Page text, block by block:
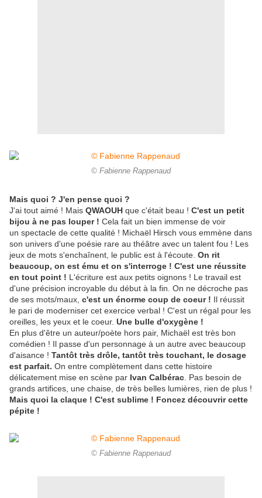
© Fabienne Rappenaud
Mais quoi ? J'en pense quoi ?
J'ai tout aimé ! Mais QWAOUH que c'était beau ! C'est un petit
bijou à ne pas louper ! Cela fait un bien immense de voir
un spectacle de cette qualité ! Michaël Hirsch vous emmène dans
son univers d'une poésie rare au théâtre avec un talent fou ! Les
jeux de mots s'enchaînent, le public est à l'écoute. On rit
beaucoup, on est ému et on s'interroge ! C'est une réussite
en tout point ! L'écriture est aux petits oignons ! Le travail est
d'une précision incroyable du début à la fin. On ne décroche pas
de ses mots/maux, c'est un énorme coup de coeur ! Il réussit
le pari de moderniser cet exercice verbal ! C'est un régal pour les
oreilles, les yeux et le coeur. Une bulle d'oxygène !
En plus d'être un auteur/poète hors pair, Michaël est très bon
comédien ! Il passe d'un personnage à un autre avec beaucoup
d'aisance ! Tantôt très drôle, tantôt très touchant, le dosage
est parfait. On entre complètement dans cette histoire
délicatement mise en scène par Ivan Calbérac . Pas besoin de
grands artifices, une chaise, de très belles lumières, rien de plus !
Mais quoi la claque ! C'est sublime ! Foncez découvrir cette
pépite !
© Fabienne Rappenaud